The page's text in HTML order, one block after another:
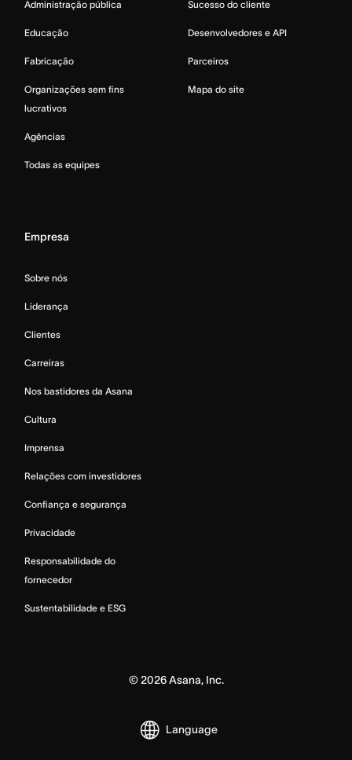
Administração pública
Educação
Fabricação
Organizações sem fins
lucrativos
Agências
Todas as equipes
Sucesso do cliente
Desenvolvedores e API
Parceiros
Mapa do site
Empresa
Sobre nós
Liderança
Clientes
Carreiras
Nos bastidores da Asana
Cultura
Imprensa
Relações com investidores
Confiança e segurança
Privacidade
Responsabilidade do
fornecedor
Sustentabilidade e ESG
©2026Asana, Inc.
Language